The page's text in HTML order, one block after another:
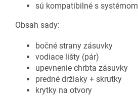
sú kompatibilné s systémom
Obsah sady:
bočné strany zásuvky
vodiace lišty (pár)
upevnenie chrbta zásuvky
predné držiaky + skrutky
krytky na otvory